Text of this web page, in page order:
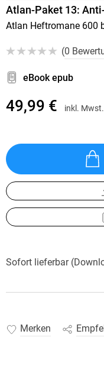
Atlan-Paket 13:
Atlan Heftromane 600
(0
eBook epub
49,99 € inkl. Mwst.
Sofort lieferbar
Merken